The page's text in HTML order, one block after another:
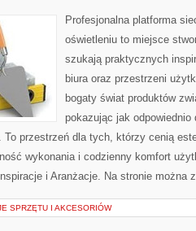
Profesjonalna platforma
oświetleniu to miejsce
szukają praktycznych
biura oraz przestrzeni
bogaty świat produktów
pokazując jak odpowiednio
To przestrzeń dla tych, którzy cenią
wykonania i codzienny komfort
i Aranżacje. Na stronie można
SPRZĘTU I AKCESORIÓW